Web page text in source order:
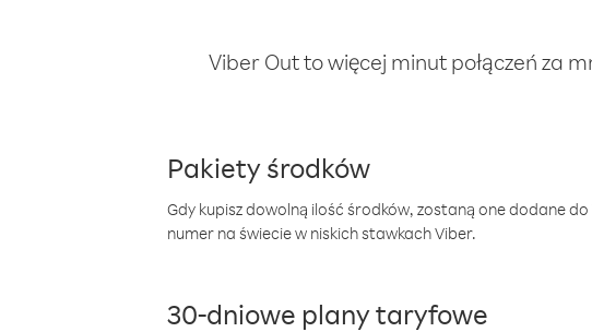
Viber Out to więcej minut połączeń za
Pakiety środków
Gdy kupisz dowolną ilość środków, zostaną one dodane
numer na świecie w niskich stawkach Viber.
30-dniowe plany taryfowe